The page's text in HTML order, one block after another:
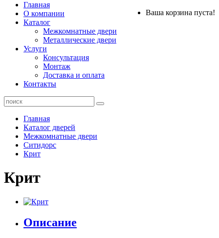
Ваша корзина пуста!
Главная
О компании
Каталог
Межкомнатные двери
Металлические двери
Услуги
Консультация
Монтаж
Доставка и оплата
Контакты
Главная
Каталог дверей
Межкомнатные двери
Ситидорс
Крит
Крит
Описание